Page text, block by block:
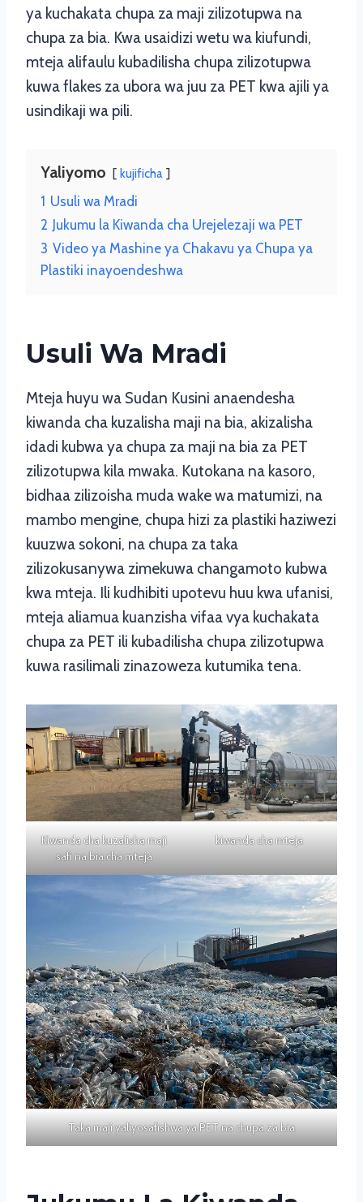
ya kuchakata chupa za maji zilizotupwa na
chupa za bia. Kwa usaidizi wetu wa kiufundi,
mteja alifaulu kubadilisha chupa zilizotupwa
kuwa flakes za ubora wa juu za PET kwa ajili ya
usindikaji wa pili.
Yaliyomo kujificha
1 Usuli wa Mradi
2 Jukumu la Kiwanda cha Urejelezaji wa PET
3 Video ya Mashine ya Chakavu ya Chupa ya
Plastiki inayoendeshwa
Usuli Wa Mradi
Mteja huyu wa Sudan Kusini anaendesha
kiwanda cha kuzalisha maji na bia, akizalisha
idadi kubwa ya chupa za maji na bia za PET
zilizotupwa kila mwaka. Kutokana na kasoro,
bidhaa zilizoisha muda wake wa matumizi, na
mambo mengine, chupa hizi za plastiki haziwezi
kuuzwa sokoni, na chupa za taka
zilizokusanywa zimekuwa changamoto kubwa
kwa mteja. Ili kudhibiti upotevu huu kwa ufanisi,
mteja aliamua kuanzisha vifaa vya kuchakata
chupa za PET ili kubadilisha chupa zilizotupwa
kuwa rasilimali zinazoweza kutumika tena.
Kiwanda cha kuzalisha maji
safi na bia cha mteja
kiwanda cha mteja
Taka maji yaliyosafishwa ya PET na chupa za bia